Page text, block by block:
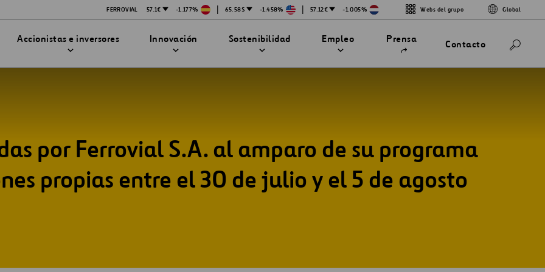
FERROVIAL 57.1€ -1.177% | 65.58$ -1.458% | 57.12€ -1.005% Webs del grupo Global
DE INNOVACIÓN
Innovación en seguridad
Accionistas e inversores Innovación Sostenibilidad Empleo
Abrir
nueva
Prensa Contacto
por Ferrovial S.A. al amparo de su programa
propias entre el 30 de julio y el 5 de agosto